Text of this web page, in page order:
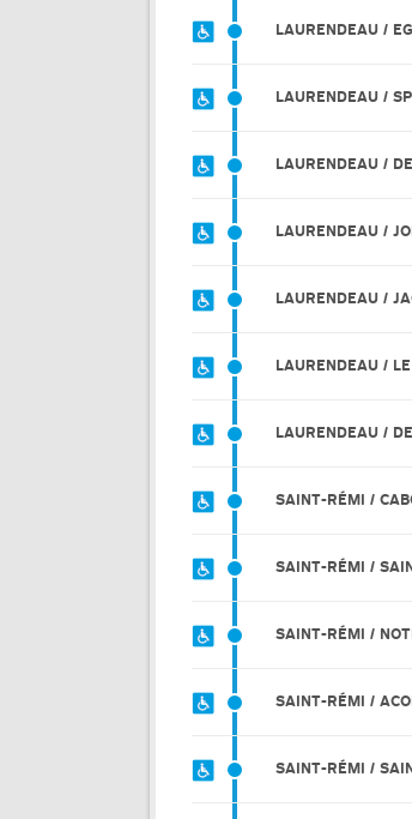
LAURENDEAU /
LAURENDEAU /
LAURENDEAU /
LAURENDEAU /
LAURENDEAU /
LAURENDEAU /
LAURENDEAU /
SAINT-RÉMI /
SAINT-RÉMI /
SAINT-RÉMI /
SAINT-RÉMI /
SAINT-RÉMI /